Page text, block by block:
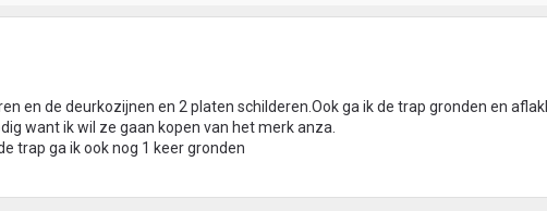
en de deurkozijnen en 2 platen schilderen.Ook ga ik de trap gronden en
want ik wil ze gaan kopen van het merk anza.
trap ga ik ook nog 1 keer gronden